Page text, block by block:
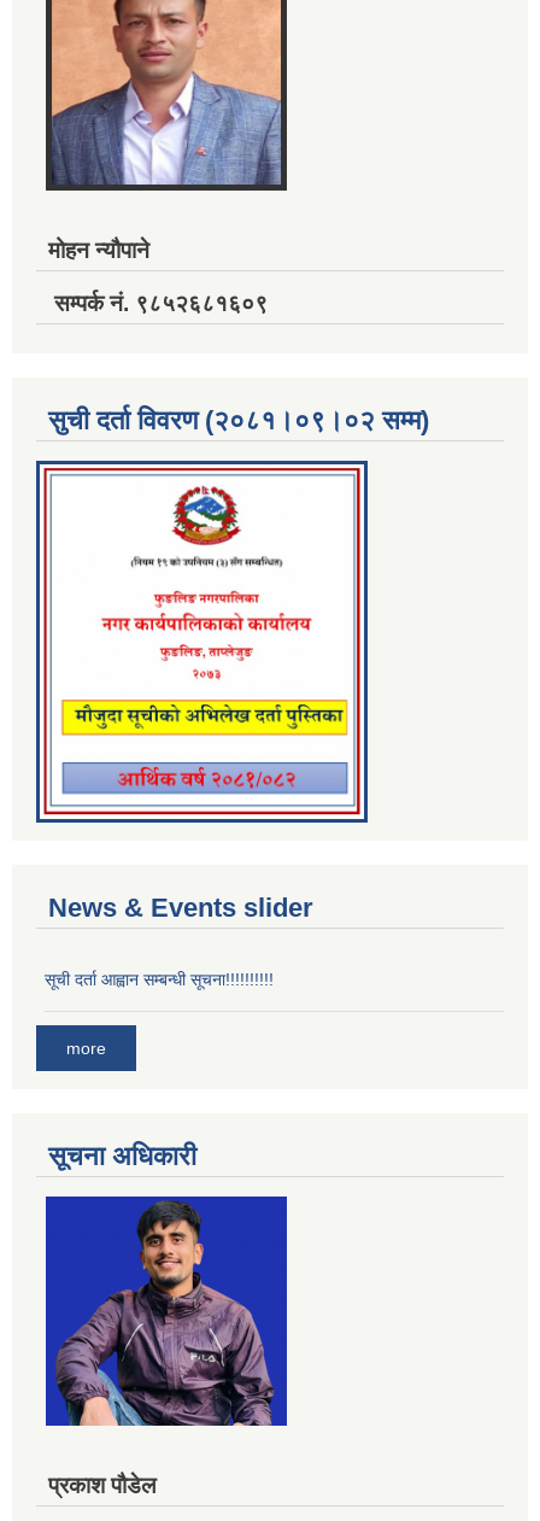
मोहन न्यौपाने
सम्पर्क नं. ९८५२६८१६०९
सुची दर्ता विवरण (२०८१।०९।०२ सम्म)
News & Events slider
सूची दर्ता आह्वान सम्बन्धी सूचना!!!!!!!!!!
more
सूचना अधिकारी
प्रकाश पौडेल